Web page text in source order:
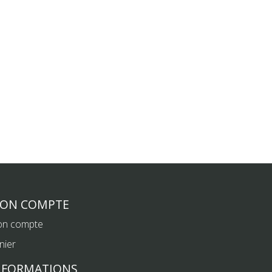
COMPTE
compte